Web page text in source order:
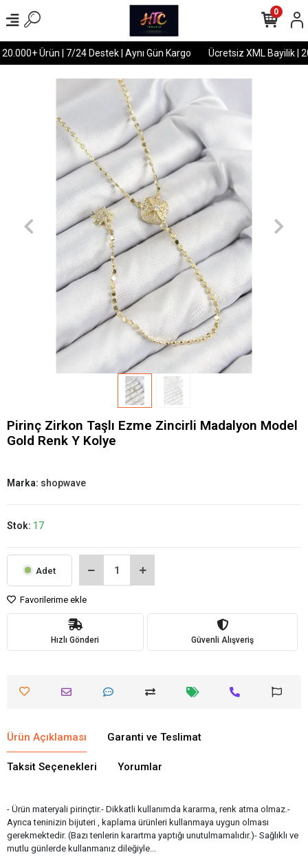
Ürün | 7/24 Destek | Aynı Gün Kargo Ücretsiz XML Bayilik |
0
Pirinç Zirkon Taşlı Ezme Zincirli Madalyon Model
Gold Renk Y Kolye
Marka: shopwave
Stok: 17
Adet
Favorilerime ekle
Hızlı Gönderi Güvenli Alışveriş
Ürün Açıklaması Garanti ve Teslimat
Taksit Seçenekleri Yorumlar
- Ürün materyali pirinçtir.- Dikkatli kullanımda kararma, renk atma olmaz.-
Ayrıca teninizin bijuteri , kaplama ürünleri kullanmaya uygun olması
gerekmektedir. (Bazı tenlerin karartma yaptığı unutulmamalıdır.)- Sağlıklı ve
mutlu günlerde kullanmanız dileğiyle...